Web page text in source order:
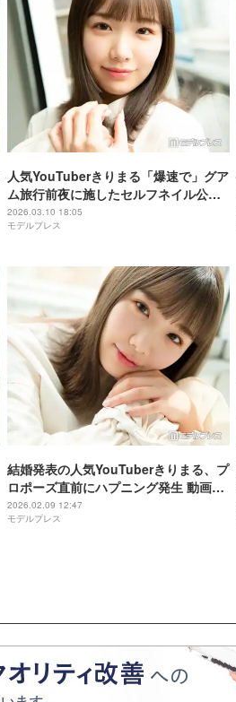
人気YouTuberきりまる「爆速で」グア
ム旅行前夜に施したセルフネイル公開
「爪の形まで完璧」「リゾートにぴっ
たり」の声
2026.03.10 18:05
モデルプレス
結婚発表の人気YouTuberきりまる、プ
ロポーズ直前にハプニング発生 動画で
“全カット”されていたサプライズの裏
話明かす
2026.02.09 12:47
モデルプレス